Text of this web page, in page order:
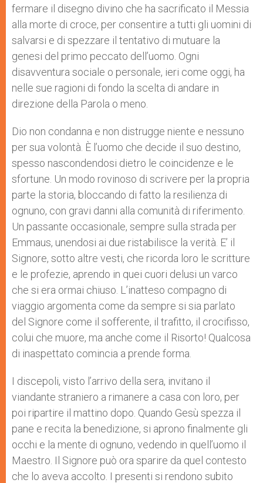
fermare il disegno divino che ha sacrificato il Messia
alla morte di croce, per consentire a tutti gli uomini di
salvarsi e di spezzare il tentativo di mutuare la
genesi del primo peccato dell’uomo. Ogni
disavventura sociale o personale, ieri come oggi, ha
nelle sue ragioni di fondo la scelta di andare in
direzione della Parola o meno.
Dio non condanna e non distrugge niente e nessuno
per sua volontà. È l’uomo che decide il suo destino,
spesso nascondendosi dietro le coincidenze e le
sfortune. Un modo rovinoso di scrivere per la propria
parte la storia, bloccando di fatto la resilienza di
ognuno, con gravi danni alla comunità di riferimento.
Un passante occasionale, sempre sulla strada per
Emmaus, unendosi ai due ristabilisce la verità. E’ il
Signore, sotto altre vesti, che ricorda loro le scritture
e le profezie, aprendo in quei cuori delusi un varco
che si era ormai chiuso. L’inatteso compagno di
viaggio argomenta come da sempre si sia parlato
del Signore come il sofferente, il trafitto, il crocifisso,
colui che muore, ma anche come il Risorto! Qualcosa
di inaspettato comincia a prende forma.
I discepoli, visto l’arrivo della sera, invitano il
viandante straniero a rimanere a casa con loro, per
poi ripartire il mattino dopo. Quando Gesù spezza il
pane e recita la benedizione, si aprono finalmente gli
occhi e la mente di ognuno, vedendo in quell’uomo il
Maestro. Il Signore può ora sparire da quel contesto
che lo aveva accolto. I presenti si rendono subito